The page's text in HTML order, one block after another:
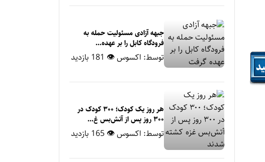
جبهه آزادی مسئولیت حمله به
فرودگاه کابل را بر عهده...
توسط: اکسوس👁 181 بازدید
هر روز یک کودک؛ ۳۰۰ کودک در
۳۰۰ روز پس از آتش‌بس غ...
توسط: اکسوس👁 165 بازدید